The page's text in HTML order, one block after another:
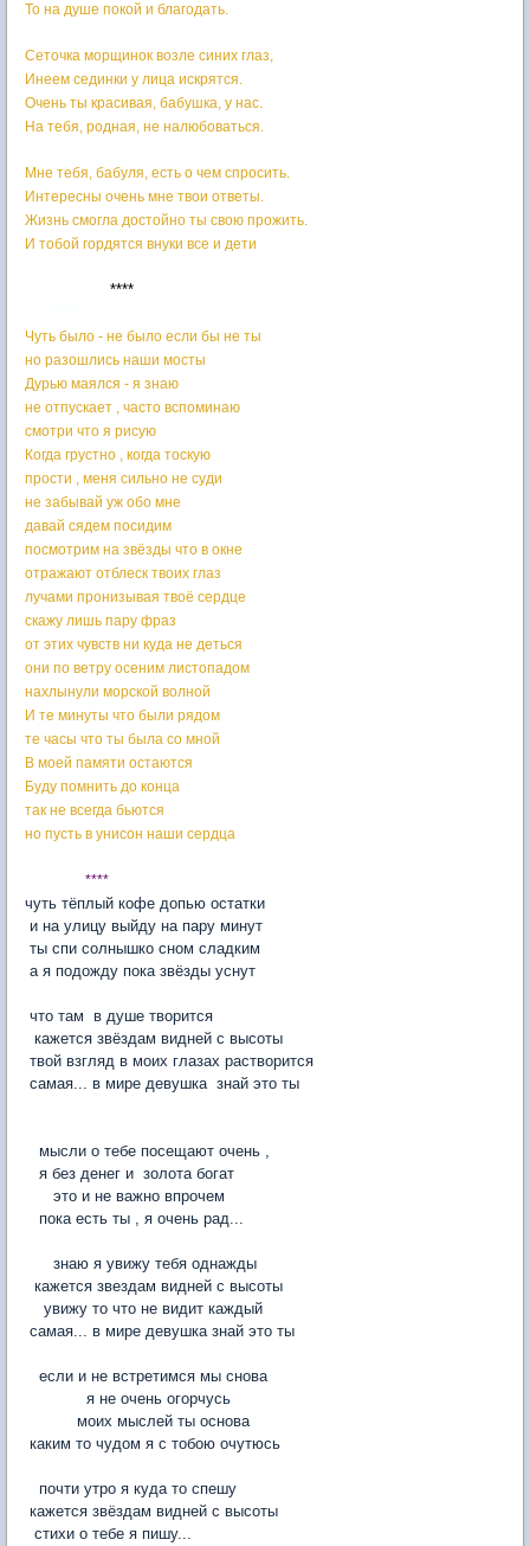
То на душе покой и благодать.
Сеточка морщинок возле синих глаз,
Инеем сединки у лица искрятся.
Очень ты красивая, бабушка, у нас.
На тебя, родная, не налюбоваться.
Мне тебя, бабуля, есть о чем спросить.
Интересны очень мне твои ответы.
Жизнь смогла достойно ты свою прожить.
И тобой гордятся внуки все и дети
****
Чуть было - не было если бы не ты
но разошлись наши мосты
Дурью маялся - я знаю
не отпускает , часто вспоминаю
смотри что я рисую
Когда грустно , когда тоскую
прости , меня сильно не суди
не забывай уж обо мне
давай сядем посидим
посмотрим на звёзды что в окне
отражают отблеск твоих глаз
лучами пронизывая твоё сердце
скажу лишь пару фраз
от этих чувств ни куда не деться
они по ветру осеним листопадом
нахлынули морской волной
И те минуты что были рядом
те часы что ты была со мной
В моей памяти остаются
Буду помнить до конца
так не всегда бьются
но пусть в унисон наши сердца
****
чуть тёплый кофе допью остатки
и на улицу выйду на пару минут
ты спи солнышко сном сладким
а я подожду пока звёзды уснут
что там в душе творится
кажется звёздам видней с высоты
твой взгляд в моих глазах растворится
самая... в мире девушка знай это ты
мысли о тебе посещают очень ,
я без денег и золота богат
это и не важно впрочем
пока есть ты , я очень рад...
знаю я увижу тебя однажды
кажется звездам видней с высоты
увижу то что не видит каждый
самая... в мире девушка знай это ты
если и не встретимся мы снова
я не очень огорчусь
моих мыслей ты основа
каким то чудом я с тобою очутюсь
почти утро я куда то спешу
кажется звёздам видней с высоты
стихи о тебе я пишу...